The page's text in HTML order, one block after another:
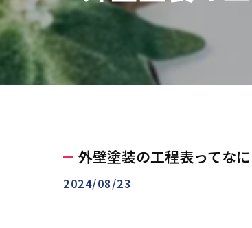
外壁関連サービス
外壁塗装の工程表ってな
2024/08/23